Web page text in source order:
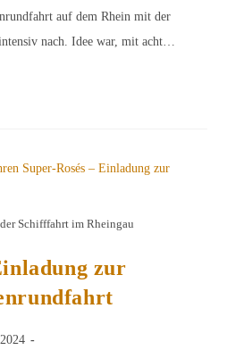
auf dem Rhein mit der
nach. Idee war, mit acht…
Schifffahrt im Rheingau
zur